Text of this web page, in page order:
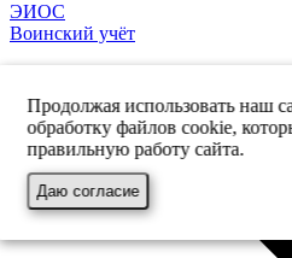
ЭИОС
Воинский учёт
Продолжая использовать наш
обработку файлов cookie,
правильную работу сайта.
Даю согласие